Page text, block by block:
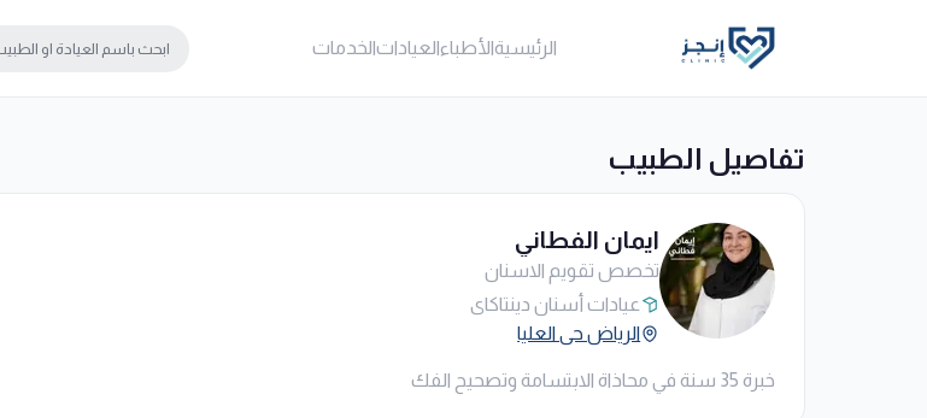
الرئيسيةالأطباءالعياداتالخدمات
تفاصيل الطبيب
ايمان الفطاني
تخصص تقويم الاسنان
عيادات أسنان دينتاكاي
الرياض حى العليا
خبرة 35 سنة في محاذاة الابتسامة وتصحيح الفك